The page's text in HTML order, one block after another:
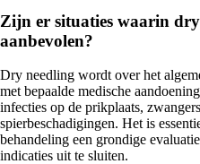
Zijn er situaties waarin
aanbevolen?
Dry needling wordt over het
met bepaalde medische
infecties op de prikplaats,
spierbeschadigingen. Het is
behandeling een grondige
indicaties uit te sluiten.